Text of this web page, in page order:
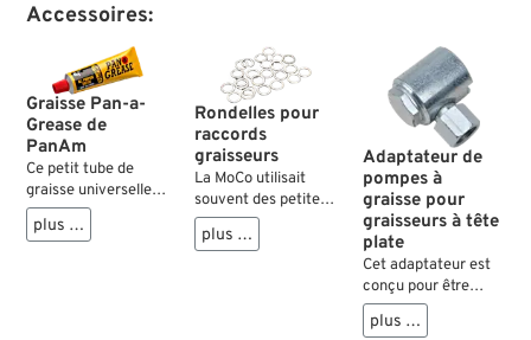
Accessoires:
Graisse Pan-a-
Grease de
PanAm
Ce petit tube de
graisse universelle
ne devrait manquer
dans aucune trousse
plus …
Rondelles pour
raccords
graisseurs
La MoCo utilisait
souvent des petites
rondelles sous les
graisseurs, afin que
plus …
Adaptateur de
pompes à
graisse pour
graisseurs à tête
plate
Cet adaptateur est
conçu pour être
utilisé sur les
graisseurs d’avant
plus …